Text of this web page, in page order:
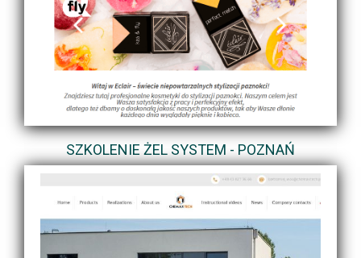
SZKOLENIE ŻEL SYSTEM - POZNAŃ